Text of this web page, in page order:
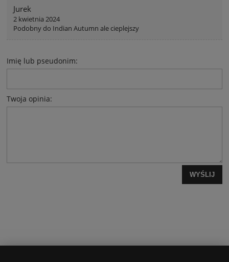
Jurek
2 kwietnia 2024
Podobny do Indian Autumn ale cieplejszy
Imię lub pseudonim:
Twoja opinia:
WYŚLIJ